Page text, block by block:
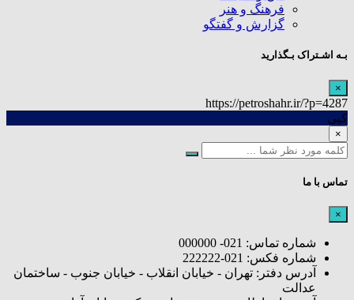
فرهنگ و هنر
گزارش و گفتگو
بـه اشـتراک بـگذارید
×
https://petroshahr.ir/?p=4287
کپی
×
تماس با ما
×
شماره تماس: 021- 000000
شماره فکس: 021-222222
آدرس دفتر: تهران - خیابان انقلاب - خیابان جنوب - ساختمان
عدالت